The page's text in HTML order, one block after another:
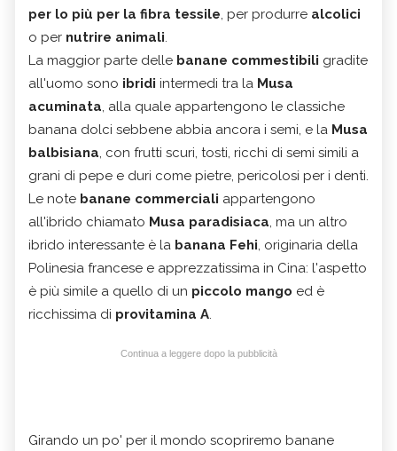
per lo più per la fibra tessile, per produrre alcolici
o per nutrire animali.
La maggior parte delle banane commestibili gradite
all'uomo sono ibridi intermedi tra la Musa
acuminata, alla quale appartengono le classiche
banana dolci sebbene abbia ancora i semi, e la Musa
balbisiana, con frutti scuri, tosti, ricchi di semi simili a
grani di pepe e duri come pietre, pericolosi per i denti.
Le note banane commerciali appartengono
all'ibrido chiamato Musa paradisiaca, ma un altro
ibrido interessante è la banana Fehi, originaria della
Polinesia francese e apprezzatissima in Cina: l'aspetto
è più simile a quello di un piccolo mango ed è
ricchissima di provitamina A.
Continua a leggere dopo la pubblicità
Girando un po' per il mondo scopriremo banane